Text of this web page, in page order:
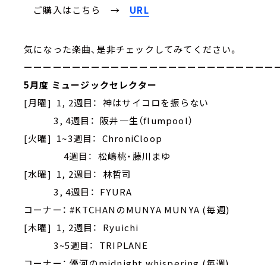
ご購入はこちら → URL
気になった楽曲、是非チェックしてみてください。
ーーーーーーーーーーーーーーーーーーーーーーーーーー
5月度 ミュージックセレクター
[月曜] 1, 2週目： 神はサイコロを振らない
3, 4週目： 阪井一生（flumpool）
[火曜] 1~3週目： ChroniCloop
4週目： 松嶋桃・藤川まゆ
[水曜] 1, 2週目： 林哲司
3, 4週目： FYURA
コーナー： #KTCHANのMUNYA MUNYA (毎週)
[木曜] 1, 2週目： Ryuichi
3~5週目： TRIPLANE